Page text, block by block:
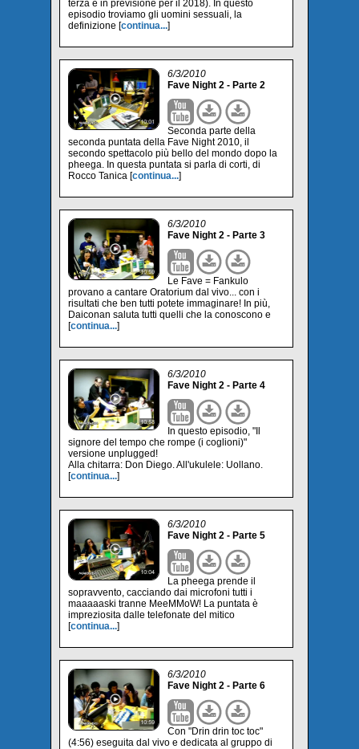
terza è in previsione per il 2018). In questo
episodio troviamo gli uomini sessuali, la
definizione [continua...]
6/3/2010
Fave Night 2 - Parte 2
Seconda parte della
seconda puntata della Fave Night 2010, il
secondo spettacolo più bello del mondo dopo la
pheega. In questa puntata si parla di corti, di
Rocco Tanica [continua...]
6/3/2010
Fave Night 2 - Parte 3
Le Fave = Fankulo
provano a cantare Oratorium dal vivo... con i
risultati che ben tutti potete immaginare! In più,
Daiconan saluta tutti quelli che la conoscono e
[continua...]
6/3/2010
Fave Night 2 - Parte 4
In questo episodio, "Il
signore del tempo che rompe (i coglioni)"
versione unplugged!
Alla chitarra: Don Diego. All'ukulele: Uollano.
[continua...]
6/3/2010
Fave Night 2 - Parte 5
La pheega prende il
sopravvento, cacciando dai microfoni tutti i
maaaaaski tranne MeeMMoW! La puntata è
impreziosita dalle telefonate del mitico
[continua...]
6/3/2010
Fave Night 2 - Parte 6
Con "Drin drin toc toc"
(4:56) eseguita dal vivo e dedicata al gruppo di